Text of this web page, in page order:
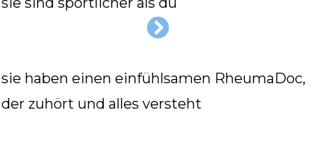
sie haben einen einfühlsamen RheumaDoc,
der zuhört und alles versteht